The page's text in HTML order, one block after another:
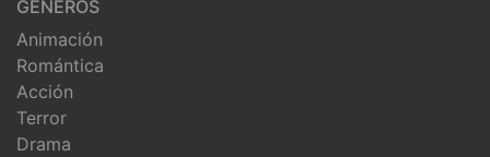
GÉNEROS
Animación
Romántica
Acción
Terror
Drama